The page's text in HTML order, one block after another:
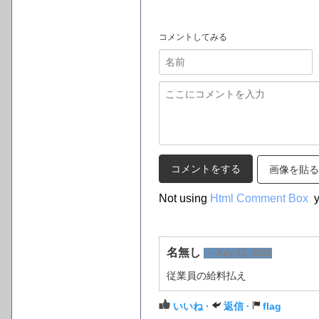
コメントしてみる
画像を貼る
Not using Html Comment Box
名無し · July 12, 2026
従業員の給料払え
いいね · 返信 · flag